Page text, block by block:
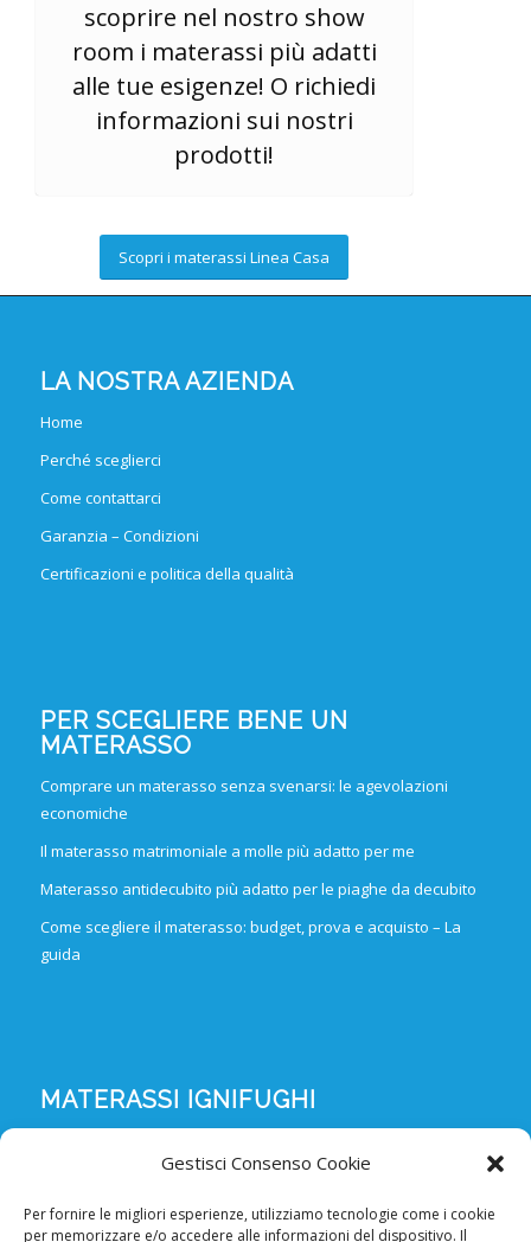
Gestisci Consenso Cookie
Per fornire le migliori esperienze, utilizziamo tecnologie come i cookie
per memorizzare e/o accedere alle informazioni del dispositivo. Il
scoprire nel nostro show
room i materassi più adatti
alle tue esigenze! O richiedi
informazioni sui nostri
prodotti!
Scopri i materassi Linea Casa
LA NOSTRA AZIENDA
Home
Perché sceglierci
Come contattarci
Garanzia – Condizioni
Certificazioni e politica della qualità
PER SCEGLIERE BENE UN
MATERASSO
Comprare un materasso senza svenarsi: le agevolazioni
economiche
Il materasso matrimoniale a molle più adatto per me
Materasso antidecubito più adatto per le piaghe da decubito
Come scegliere il materasso: budget, prova e acquisto – La
guida
MATERASSI IGNIFUGHI
Materassi ignifughi in poliuretano espanso LINEA